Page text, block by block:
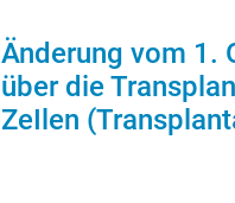
Änderung vom 1.
über die
ZeIlen